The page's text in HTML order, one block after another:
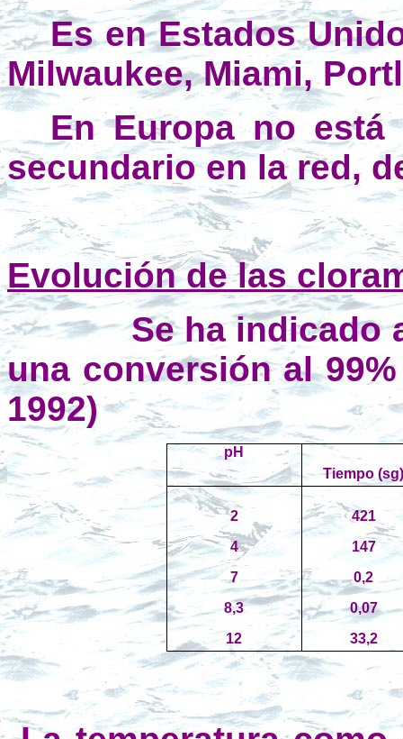
Es en Estados
Milwaukee, Miami,
En Europa no
secundario en la red,
Evolución de las
Se ha indicado
una conversión al
1992)
pH
Tiempo
2
4
7
8,3
12
421
147
0,2
0,07
33,2